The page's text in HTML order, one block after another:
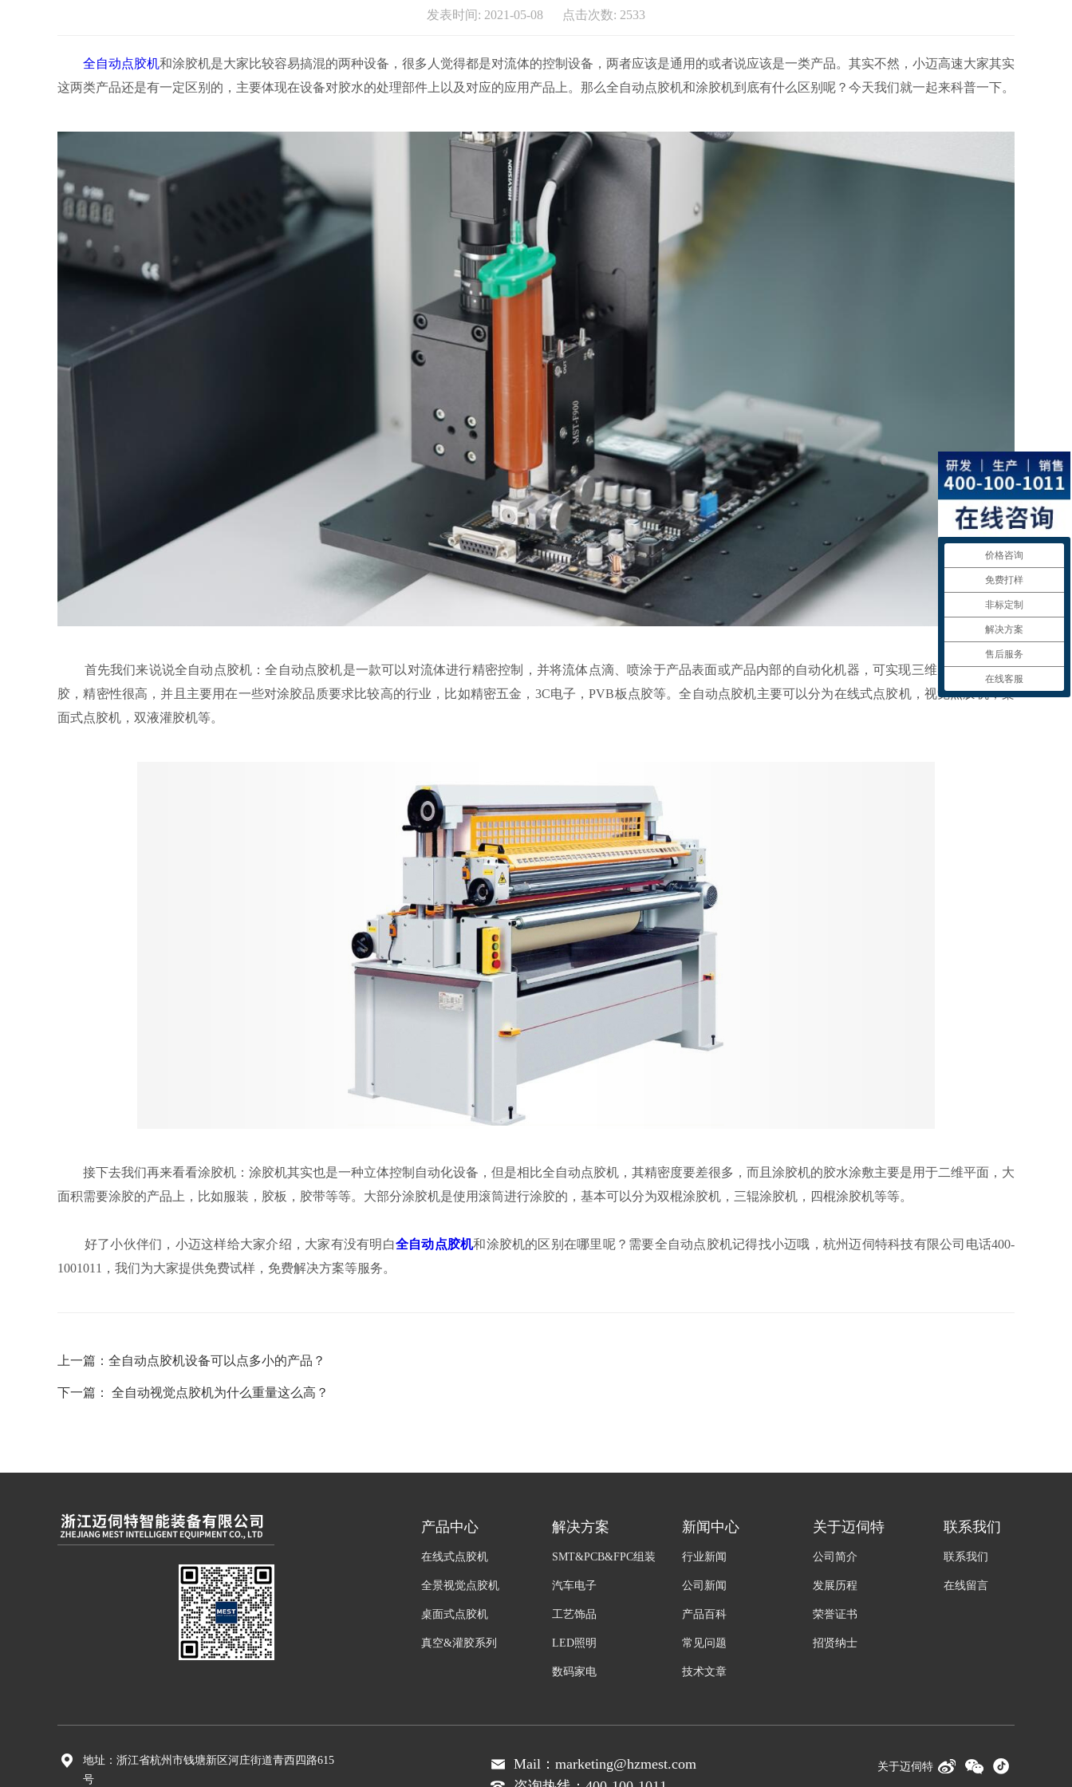
发表时间: 2021-05-08 点击次数: 2533
全自动点胶机和涂胶机是大家比较容易搞混的两种设备，很多人觉得都是对流体的控制设备，两者应该是通用的或者说应该是一类产品。其实不然，小迈高速大家其实
这两类产品还是有一定区别的，主要体现在设备对胶水的处理部件上以及对应的应用产品上。那么全自动点胶机和涂胶机到底有什么区别呢？今天我们就一起来科普一下。
首先我们来说说全自动点胶机：全自动点胶机是一款可以对流体进行精密控制，并将流体点滴、喷涂于产品表面或产品内部的自动化机器，可实现三维、四维路径点
胶，精密性很高，并且主要用在一些对涂胶品质要求比较高的行业，比如精密五金，3C电子，PVB板点胶等。全自动点胶机主要可以分为在线式点胶机，视觉点胶机，桌
面式点胶机，双液灌胶机等。
接下去我们再来看看涂胶机：涂胶机其实也是一种立体控制自动化设备，但是相比全自动点胶机，其精密度要差很多，而且涂胶机的胶水涂敷主要是用于二维平面，大
面积需要涂胶的产品上，比如服装，胶板，胶带等等。大部分涂胶机是使用滚筒进行涂胶的，基本可以分为双棍涂胶机，三辊涂胶机，四棍涂胶机等等。
好了小伙伴们，小迈这样给大家介绍，大家有没有明白全自动点胶机和涂胶机的区别在哪里呢？需要全自动点胶机记得找小迈哦，杭州迈伺特科技有限公司电话400-
1001011，我们为大家提供免费试样，免费解决方案等服务。
上一篇： 全自动点胶机设备可以点多小的产品？
下一篇： 全自动视觉点胶机为什么重量这么高？
产品中心
在线式点胶机
全景视觉点胶机
桌面式点胶机
真空&灌胶系列
解决方案
SMT&PCB&FPC组装
汽车电子
工艺饰品
LED照明
数码家电
其他
新闻中心
行业新闻
公司新闻
产品百科
常见问题
技术文章
关于迈伺特
公司简介
发展历程
荣誉证书
招贤纳士
联系我们
联系我们
在线留言
地址：浙江省杭州市钱塘新区河庄街道青西四路615
号
Mail：marketing@hzmest.com
关于迈伺特
价格咨询
免费打样
非标定制
解决方案
售后服务
在线客服